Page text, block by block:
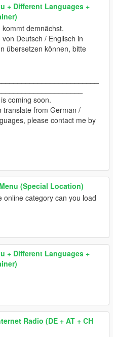
+ Different Languages +
demnächst.
Deutsch / Englisch in
übersetzen können, bitte
coming soon.
translate from German /
please contact me by
(Special Location)
online category can you load
+ Different Languages +
Radio (DE + AT + CH